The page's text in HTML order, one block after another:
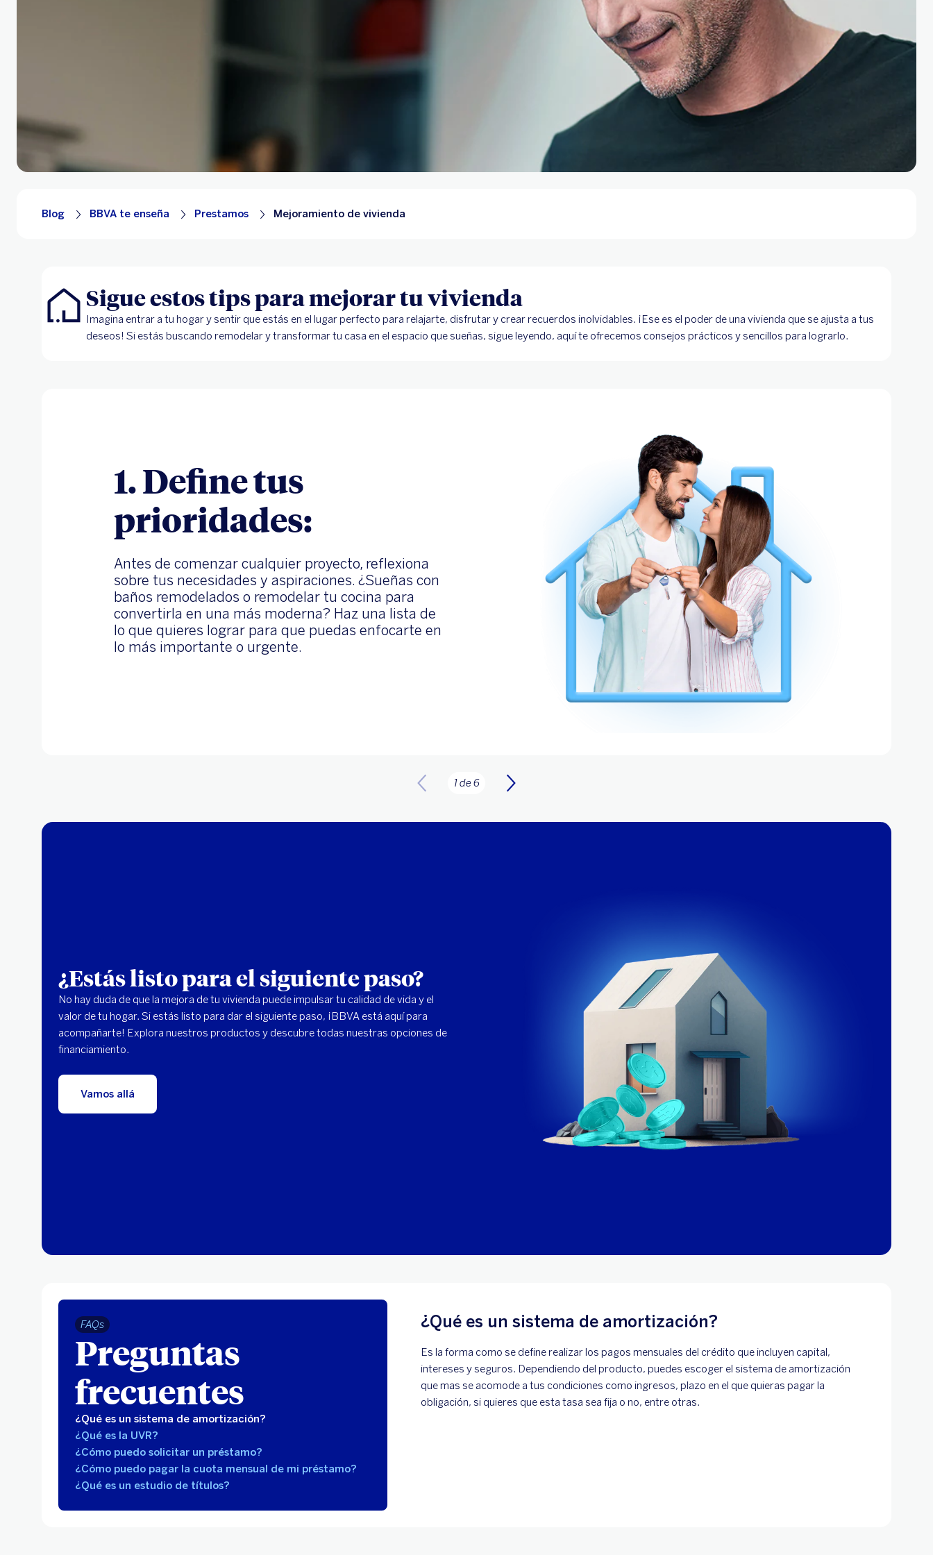
Blog BBVA te enseña Prestamos Mejoramiento de vivienda
Sigue estos tips para mejorar tu vivienda
Imagina entrar a tu hogar y sentir que estás en el lugar perfecto para relajarte, disfrutar y crear recuerdos inolvidables. ¡Ese es el poder de una vivienda que se ajusta a tus
deseos! Si estás buscando remodelar y transformar tu casa en el espacio que sueñas, sigue leyendo, aquí te ofrecemos consejos prácticos y sencillos para lograrlo.
1. Define tus
prioridades:
Antes de comenzar cualquier proyecto, reflexiona
sobre tus necesidades y aspiraciones. ¿Sueñas con
baños remodelados o remodelar tu cocina para
convertirla en una más moderna? Haz una lista de
lo que quieres lograr para que puedas enfocarte en
lo más importante o urgente.
1 de 6
¿Estás listo para el siguiente paso?
No hay duda de que la mejora de tu vivienda puede impulsar tu calidad de vida y el
valor de tu hogar. Si estás listo para dar el siguiente paso, ¡BBVA está aquí para
acompañarte! Explora nuestros productos y descubre todas nuestras opciones de
financiamiento.
Vamos allá
FAQs
Preguntas
frecuentes
¿Qué es un sistema de amortización?
¿Qué es la UVR?
¿Cómo puedo solicitar un préstamo?
¿Cómo puedo pagar la cuota mensual de mi préstamo?
¿Qué es un estudio de títulos?
¿Qué es un sistema de amortización?
Es la forma como se define realizar los pagos mensuales del crédito que incluyen capital,
intereses y seguros. Dependiendo del producto, puedes escoger el sistema de amortización
que mas se acomode a tus condiciones como ingresos, plazo en el que quieras pagar la
obligación, si quieres que esta tasa sea fija o no, entre otras.